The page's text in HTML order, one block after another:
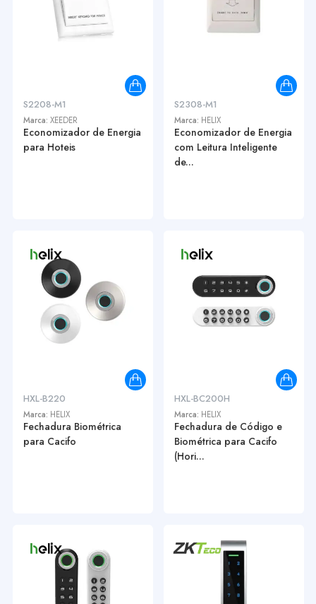
S2208-M1
Marca: XEEDER
Economizador de Energia
para Hoteis
S2308-M1
Marca: HELIX
Economizador de Energia
com Leitura Inteligente
de...
HXL-B220
Marca: HELIX
Fechadura Biométrica
para Cacifo
HXL-BC200H
Marca: HELIX
Fechadura de Código e
Biométrica para Cacifo
(Hori...